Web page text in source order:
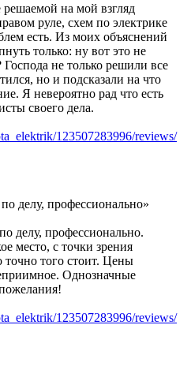
решаемой на мой взгляд
руле, схем по электрике
есть. Из моих объяснений
только: ну вот это не
не только решили все
но и подсказали на что
Я невероятно рад что есть
своего дела.
123507283996/reviews/
делу, профессионально»
делу, профессионально.
место, с точки зрения
того стоит. Цены
Однозначные
123507283996/reviews/